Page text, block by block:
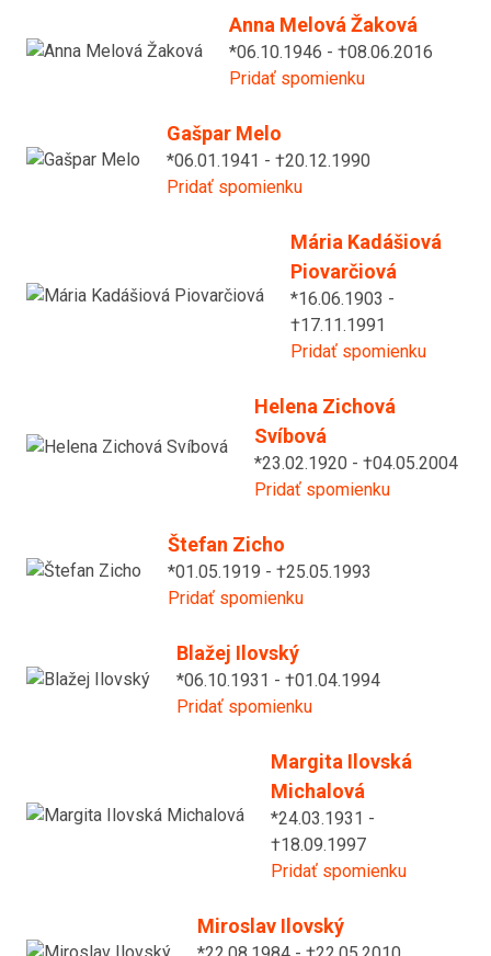
Anna Melová Žaková
*06.10.1946 - †08.06.2016
Pridať spomienku
Gašpar Melo
*06.01.1941 - †20.12.1990
Pridať spomienku
Mária Kadášiová
Piovarčiová
*16.06.1903 -
†17.11.1991
Pridať spomienku
Helena Zichová
Svíbová
*23.02.1920 - †04.05.2004
Pridať spomienku
Štefan Zicho
*01.05.1919 - †25.05.1993
Pridať spomienku
Blažej Ilovský
*06.10.1931 - †01.04.1994
Pridať spomienku
Margita Ilovská
Michalová
*24.03.1931 -
†18.09.1997
Pridať spomienku
Miroslav Ilovský